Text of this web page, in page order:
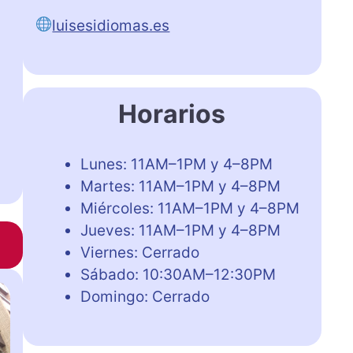
luisesidiomas.es
Horarios
Lunes: 11AM–1PM y 4–8PM
Martes: 11AM–1PM y 4–8PM
Miércoles: 11AM–1PM y 4–8PM
Jueves: 11AM–1PM y 4–8PM
Viernes: Cerrado
Sábado: 10:30AM–12:30PM
Domingo: Cerrado